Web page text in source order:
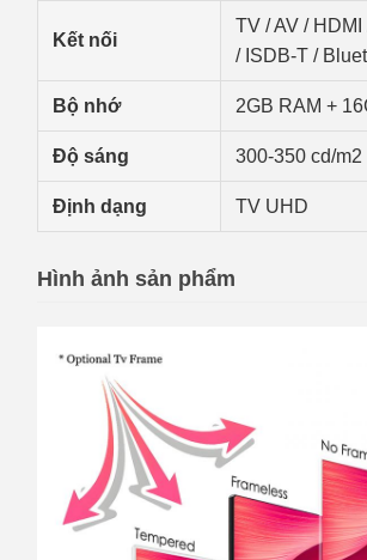
Kết nối
TV / AV /
/ ISDB-T /
Bộ nhớ 2GB RAM +
Độ sáng 300-350 cd/m2
Định dạng TV UHD
Hình ảnh sản phẩm